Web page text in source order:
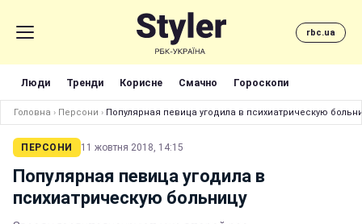
rbc.ua
Люди Тренди Корисне Смачно Гороскопи
Головна › Персони › Популярная певица угодила в психиатрическую
ПЕРСОНИ 11 жовтня 2018, 14:15
Популярная певица угодила в
психиатрическую больницу